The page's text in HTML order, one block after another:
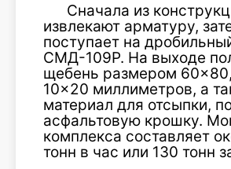
Сначала из
извлекают арматуру,
поступает на
СМД-109Р. На выходе
щебень размером
10×20 миллиметров, а
материал для отсыпки,
асфальтовую крошку.
комплекса составляет
тонн в час или 130 тонн